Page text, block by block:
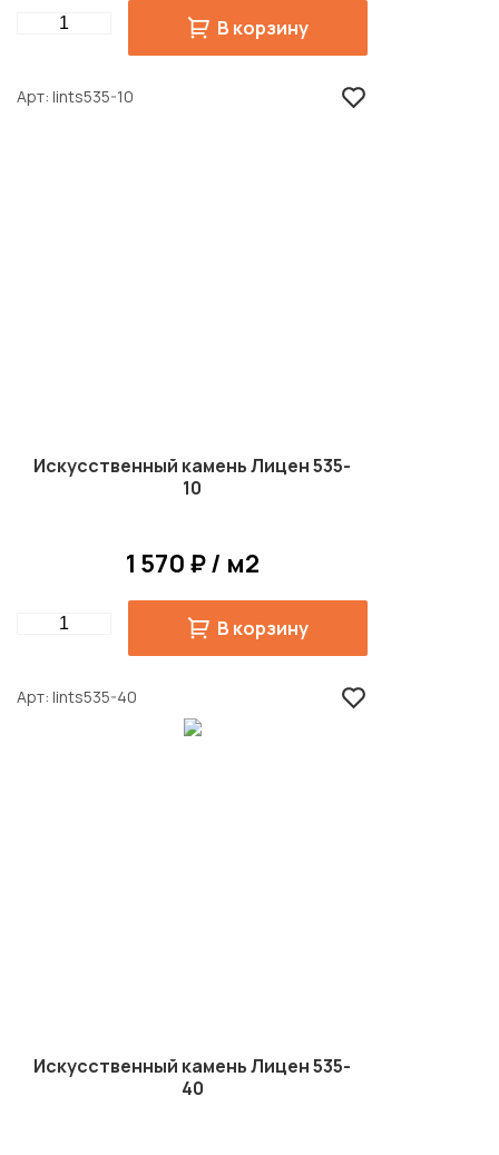
Quantity В корзину
Арт lints535-10
Искусственный камень Лицен 535-
10
1 570 ₽ / м2
Quantity В корзину
Арт lints535-40
Искусственный камень Лицен 535-
40